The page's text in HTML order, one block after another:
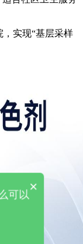
实现“基层采样
×
可以